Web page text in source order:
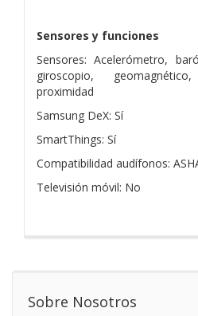
Sensores y funciones
Sensores: Acelerómetro,
giroscopio,
proximidad
Samsung DeX: Sí
SmartThings: Sí
Compatibilidad audífonos:
Televisión móvil: No
Sobre Nosotros